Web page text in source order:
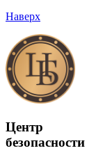
Наверх
Центр
безопасности